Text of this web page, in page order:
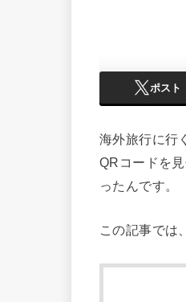
ポスト
海外旅行に行
QRコードを
ったんです。
この記事では